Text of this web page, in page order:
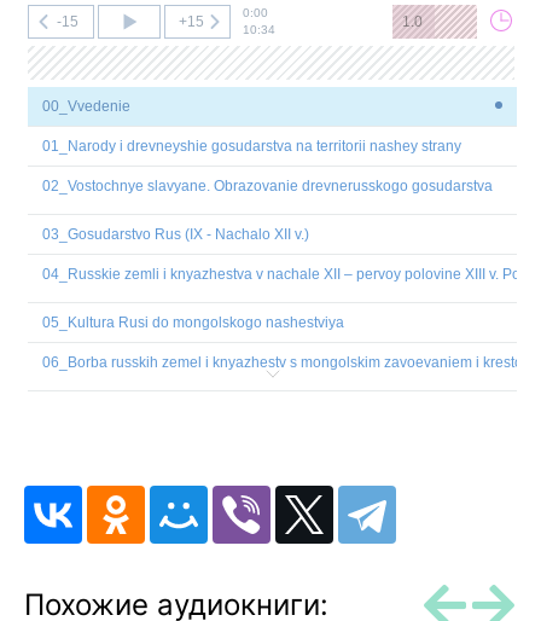
-15 +15
0:00
10:34
1.0
00_Vvedenie
01_Narody i drevneyshie gosudarstva na territorii nashey strany
02_Vostochnye slavyane. Obrazovanie drevnerusskogo gosudarstva
03_Gosudarstvo Rus (IX - Nachalo XII v.)
04_Russkie zemli i knyazhestva v nachale XII – pervoy polovine XIII v.
05_Kultura Rusi do mongolskogo nashestviya
06_Borba russkih zemel i knyazhestv s mongolskim zavoevaniem i
09_Rossiyskoe gosudarstvo v XVI v. Ivan Groznyy
10_Rossiya na rubezhe XVI—XVII vv. Smutnoe vremya
11_Sotsialno-ekonomicheskoe razvitie v XVII v. Rossiya posle smuty
Похожие аудиокниги: